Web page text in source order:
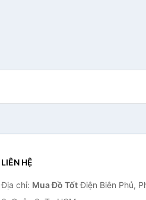
LIÊN HỆ
Địa chỉ: Mua Đồ TốtĐiện Biên Phủ,